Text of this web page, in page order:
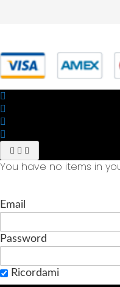
You have no items in
Email
Password
Ricordami